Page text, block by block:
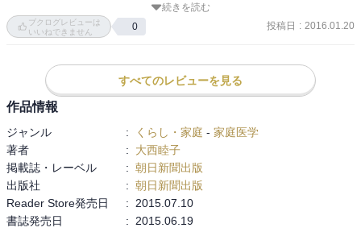
塞・脳梗塞につながる病気の原因となる。加えて、アルミ缶にさえ
問題がある。缶にはＢＰＡという物質が含まれるが、これが時間の
ん、神経障害に関連することが動物実験で分かっている。本書に掲
載されている「食べてはいけないもの」は、すべてハーバード大学
での研究や欧米の最新の論文をもとに書かれている。食生活の見直
続きを読む
ブクログレビューは
いいねできません
0 投稿日 : 2016.01.20
すべてのレビューを見る
作品情報
ジャンル : くらし・家庭 - 家庭医学
著者
:
大西睦子
掲載誌・レーベル
: 朝日新聞出版
出版社
: 朝日新聞出版
Reader Store発売日
:
2015.07.10
書誌発売日
:
2015.06.19